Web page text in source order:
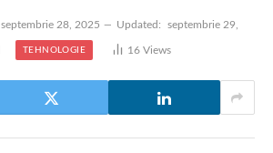
septembrie 28, 2025 Updated: septembrie 29,
TEHNOLOGIE 16 Views